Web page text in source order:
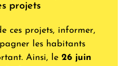
projets
ces projets, informer,
les habitants
Ainsi, le 26 juin